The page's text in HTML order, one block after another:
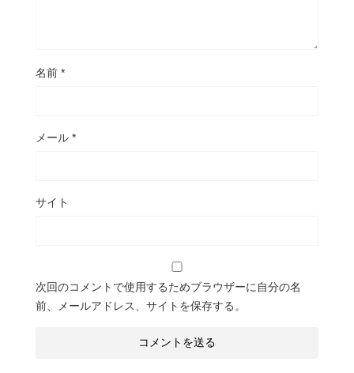
名前 *
メール *
サイト
次回のコメントで使用するためブラウザーに自分の名
前、メールアドレス、サイトを保存する。